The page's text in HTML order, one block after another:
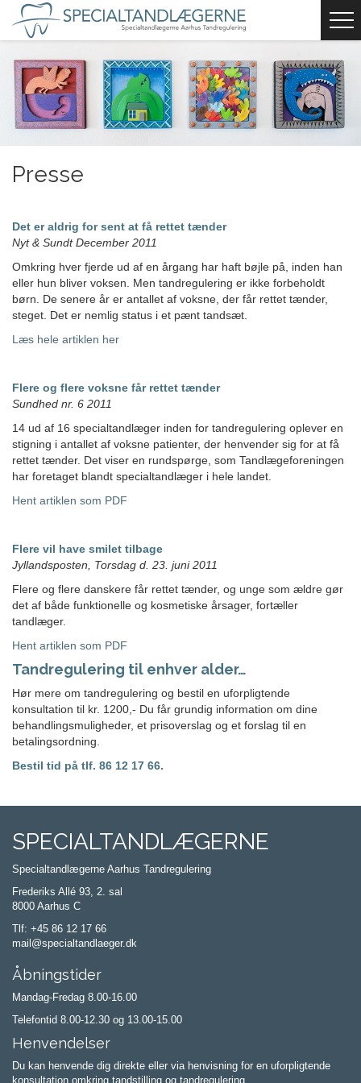
Presse
Det er aldrig for sent at få rettet tænder
Nyt & Sundt December 2011
Omkring hver fjerde ud af en årgang har haft bøjle på, inden han
eller hun bliver voksen. Men tandregulering er ikke forbeholdt
børn. De senere år er antallet af voksne, der får rettet tænder,
steget. Det er nemlig status i et pænt tandsæt.
Læs hele artiklen her
Flere og flere voksne får rettet tænder
Sundhed nr. 6 2011
14 ud af 16 specialtandlæger inden for tandregulering oplever en
stigning i antallet af voksne patienter, der henvender sig for at få
rettet tænder. Det viser en rundspørge, som Tandlægeforeningen
har foretaget blandt specialtandlæger i hele landet.
Hent artiklen som PDF
Flere vil have smilet tilbage
Jyllandsposten, Torsdag d. 23. juni 2011
Flere og flere danskere får rettet tænder, og unge som ældre gør
det af både funktionelle og kosmetiske årsager, fortæller
tandlæger.
Hent artiklen som PDF
Tandregulering til enhver alder…
Hør mere om tandregulering og bestil en uforpligtende
konsultation til kr. 1200,- Du får grundig information om dine
behandlingsmuligheder, et prisoverslag og et forslag til en
betalingsordning.
Bestil tid på tlf. 86 12 17 66.
SPECIALTANDLÆGERNE
Specialtandlægerne Aarhus Tandregulering
Frederiks Allé 93, 2. sal
8000 Aarhus C
Tlf: +45 86 12 17 66
mail@specialtandlaeger.dk
Åbningstider
Mandag-Fredag 8.00-16.00
Telefontid 8.00-12.30 og 13.00-15.00
Henvendelser
Du kan henvende dig direkte eller via henvisning for en uforpligtende
konsultation omkring tandstilling og tandregulering.